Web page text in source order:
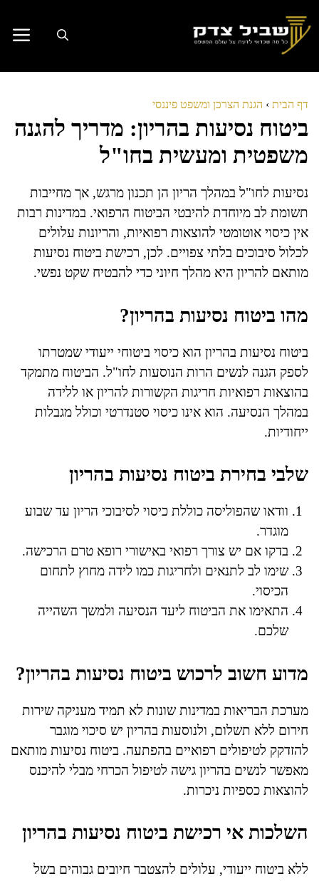
לתוכן
דף הבית › הגנת הצרכן ומשפט פיננסי
ביטוח נסיעות בהריון: מדריך להגנה
משפטית ומעשית בחו"ל
נסיעות לחו"ל במהלך הריון הן תכנון מרגש, אך מחייבות
תשומת לב מיוחדת להיבטי הביטוח הרפואי. במדינות רבות
אין כיסוי אוטומטי להוצאות רפואיות, והריונות עלולים
לכלול סיבוכים בלתי צפויים. לכן, רכישת ביטוח נסיעות
מותאם להריון היא מהלך חיוני כדי להבטיח שקט נפשי.
מהו ביטוח נסיעות בהריון?
ביטוח נסיעות בהריון הוא כיסוי ביטוחי ייעודי שמטרתו
לספק הגנה לנשים הרות הנוסעות לחו"ל. הביטוח מתמקד
בהוצאות רפואיות חריגות הקשורות להריון או ללידה
במהלך הנסיעה. הוא אינו כיסוי סטנדרטי וכולל מגבלות
ייחודיות.
שלבי בחירת ביטוח נסיעות בהריון
וודאו שהפוליסה כוללת כיסוי לסיבוכי הריון עד שבוע
מוגדר.
בדקו אם יש צורך רפואי באישורי רופא טרם הרכישה.
שימו לב לתנאים ולחריגות כמו לידה מחוץ לתחום
הכיסוי.
התאימו את הביטוח ליעד הנסיעה ולמשך השהייה
שלכם.
מדוע חשוב לרכוש ביטוח נסיעות בהריון?
מערכת הבריאות במדינות שונות לא תמיד מעניקה שירות
חירום ללא תשלום, ולנוסעות בהריון יש סיכוי מוגבר
להזדקק לטיפולים רפואיים בהפתעה. ביטוח נסיעות מותאם
מאפשר לנשים בהריון גישה לטיפול הכרחי מבלי להיכנס
להוצאות כספיות ניכרות.
השלכות אי רכישת ביטוח נסיעות בהריון
ללא ביטוח ייעודי, עלולים להצטבר חיובים גבוהים בשל